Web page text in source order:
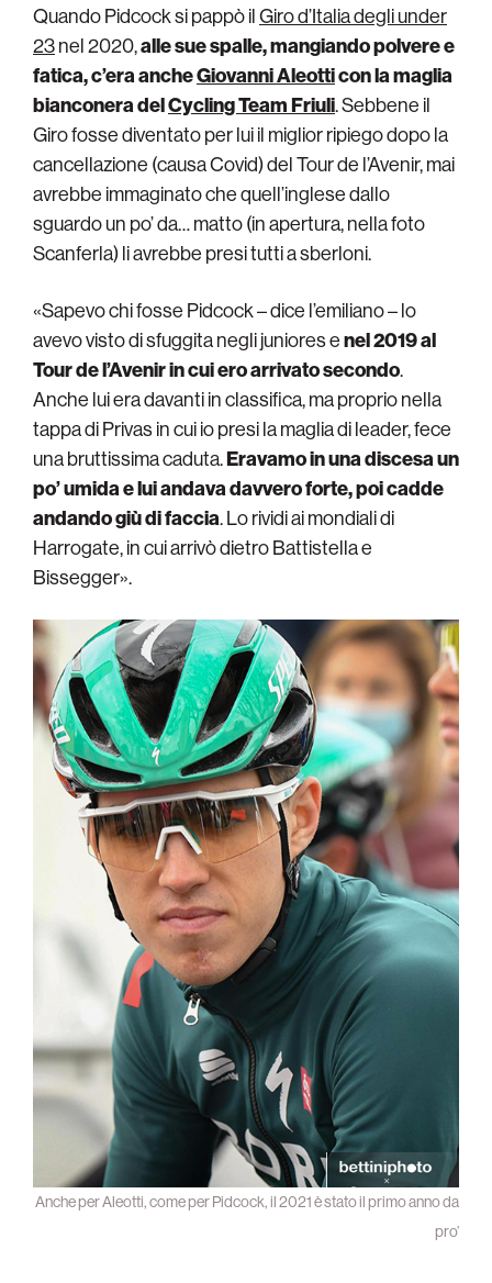
Quando Pidcock si pappò ilGiro d’Italia degli under
23nel 2020,alle sue spalle, mangiando polvere e
fatica, c’era ancheGiovanni Aleotticon la maglia
bianconera delCycling Team Friuli. Sebbene il
Giro fosse diventato per lui il miglior ripiego dopo la
cancellazione (causa Covid) del Tour de l’Avenir, mai
avrebbe immaginato che quell’inglese dallo
sguardo un po’ da… matto (in apertura, nella foto
Scanferla) li avrebbe presi tutti a sberloni.
«Sapevo chi fosse Pidcock – dice l’emiliano – lo
avevo visto di sfuggita negli juniores enel 2019 al
Tour de l’Avenir in cui ero arrivato secondo.
Anche lui era davanti in classifica, ma proprio nella
tappa di Privas in cui io presi la maglia di leader, fece
una bruttissima caduta.Eravamo in una discesa un
po’ umida e lui andava davvero forte, poi cadde
andando giù di faccia. Lo rividi ai mondiali di
Harrogate, in cui arrivò dietro Battistella e
Bissegger».
Anche per Aleotti, come per Pidcock, il 2021 è stato il primo anno da
pro’